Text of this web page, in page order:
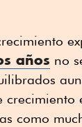
años no
como